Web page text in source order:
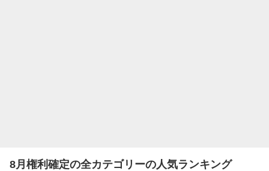
8月権利確定の全カテゴリーの人気ランキング